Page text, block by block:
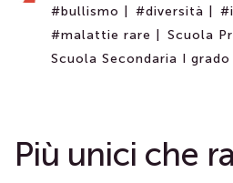
#bullismo | #diversità |
#malattie rare |
Scuola
Scuola Secondaria I grado |
Più unici che